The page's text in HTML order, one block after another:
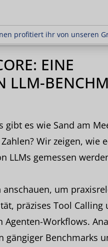
profitiert ihr von unseren
profitiert ihr von
EINE
LLM-
gibt es wie Sand am
Wir zeigen, wie
LLMs gemessen
um
präzises Tool Calling
Agenten-Workflows.
gängiger Benchmarks